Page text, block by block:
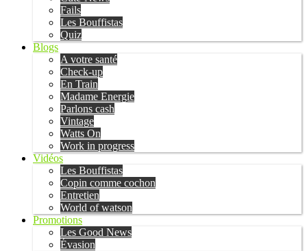
Fails
Les Bouffistas
Quiz
Blogs
A votre santé
Check-up
En Train
Madame Energie
Parlons cash
Vintage
Watts On
Work in progress
Vidéos
Les Bouffistas
Copin comme cochon
Entretien
World of watson
Promotions
Les Good News
Évasion